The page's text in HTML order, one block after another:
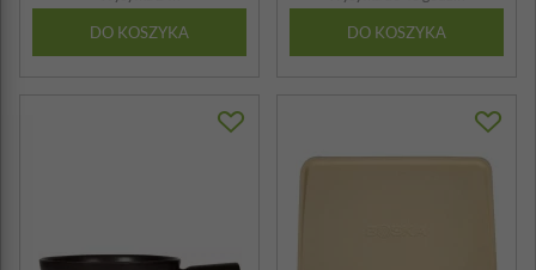
DO KOSZYKA DO KOSZYKA